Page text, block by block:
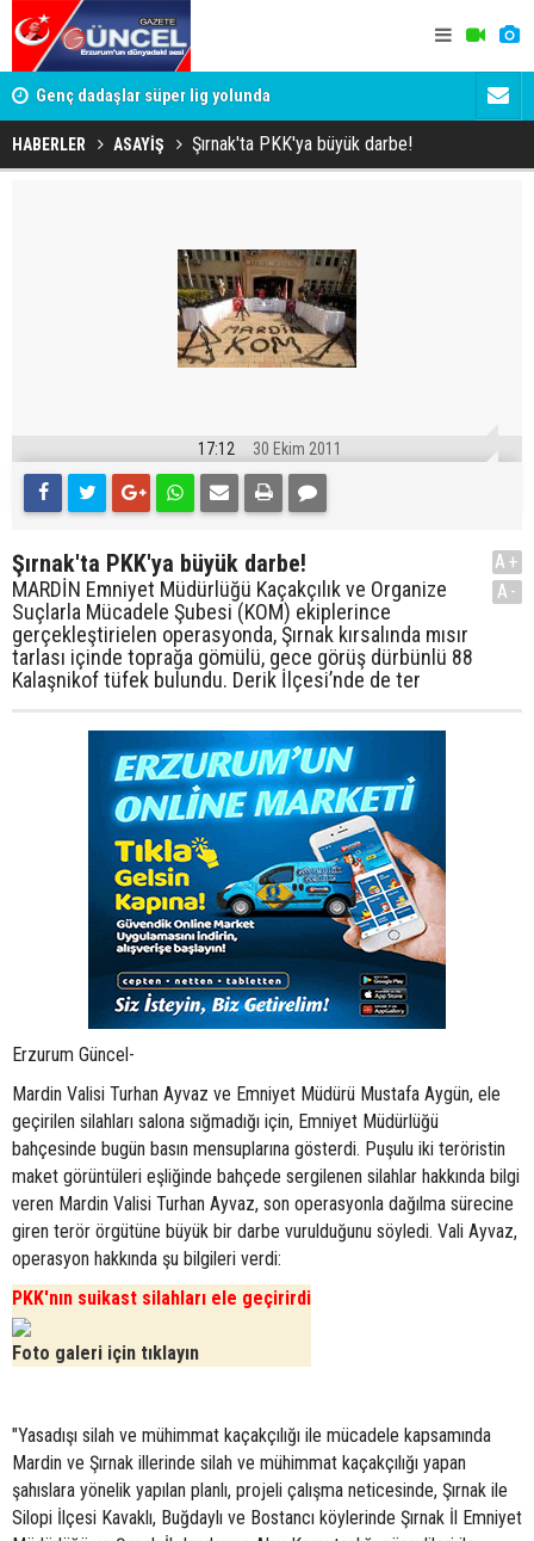
Genç dadaşlar süper lig yolunda 'Bot
HABERLER ASAYİŞ Şırnak'ta PKK'ya büyük darbe!
17:12 30 Ekim 2011
Şırnak'ta PKK'ya büyük darbe!
MARDİN Emniyet Müdürlüğü Kaçakçılık ve Organize
Suçlarla Mücadele Şubesi (KOM) ekiplerince
gerçekleştirielen operasyonda, Şırnak kırsalında mısır
tarlası içinde toprağa gömülü, gece görüş dürbünlü 88
Kalaşnikof tüfek bulundu. Derik İlçesi’nde de ter
A+
A-
Erzurum Güncel-
Mardin Valisi Turhan Ayvaz ve Emniyet Müdürü Mustafa Aygün, ele
geçirilen silahları salona sığmadığı için, Emniyet Müdürlüğü
bahçesinde bugün basın mensuplarına gösterdi. Puşulu iki teröristin
maket görüntüleri eşliğinde bahçede sergilenen silahlar hakkında bilgi
veren Mardin Valisi Turhan Ayvaz, son operasyonla dağılma sürecine
giren terör örgütüne büyük bir darbe vurulduğunu söyledi. Vali Ayvaz,
operasyon hakkında şu bilgileri verdi:
PKK'nın suikast silahları ele geçirirdi
Foto galeri için tıklayın
"Yasadışı silah ve mühimmat kaçakçılığı ile mücadele kapsamında
Mardin ve Şırnak illerinde silah ve mühimmat kaçakçılığı yapan
şahıslara yönelik yapılan planlı, projeli çalışma neticesinde, Şırnak ile
Silopi İlçesi Kavaklı, Buğdaylı ve Bostancı köylerinde Şırnak İl Emniyet